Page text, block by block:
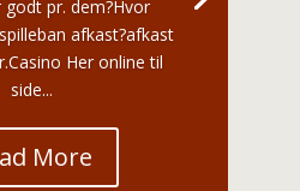
godt pr. dem?Hvor
afkast?afkast
Her online til
side...
More